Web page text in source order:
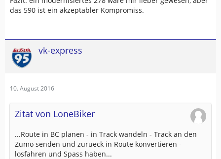
das 590 ist ein akzeptabler Kompromiss.
vk-express
10. August 2016
Zitat von LoneBiker
...Route in BC planen - in Track wandeln - Track an den
Zumo senden und zurueck in Route konvertieren -
losfahren und Spass haben...